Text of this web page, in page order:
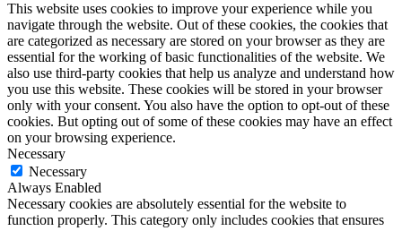
This website uses cookies to improve your experience while you
navigate through the website. Out of these cookies, the cookies that
are categorized as necessary are stored on your browser as they are
essential for the working of basic functionalities of the website. We
also use third-party cookies that help us analyze and understand how
you use this website. These cookies will be stored in your browser
only with your consent. You also have the option to opt-out of these
cookies. But opting out of some of these cookies may have an effect
on your browsing experience.
Necessary
Necessary
Always Enabled
Necessary cookies are absolutely essential for the website to
function properly. This category only includes cookies that ensures